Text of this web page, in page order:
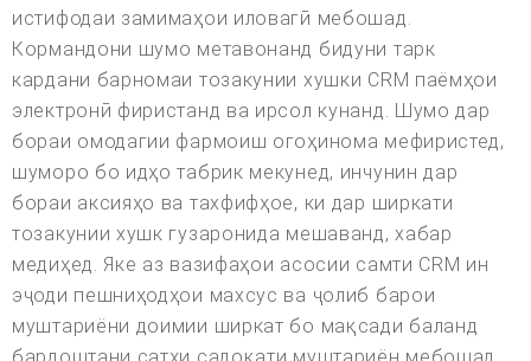
истифодаи замимаҳои иловагӣ мебошад.
Кормандони шумо метавонанд бидуни тарк
кардани барномаи тозакунии хушки CRM паёмҳои
электронӣ фиристанд ва ирсол кунанд. Шумо дар
бораи омодагии фармоиш огоҳинома мефиристед,
шуморо бо идҳо табрик мекунед, инчунин дар
бораи аксияҳо ва тахфифҳое, ки дар ширкати
тозакунии хушк гузаронида мешаванд, хабар
медиҳед. Яке аз вазифаҳои асосии самти CRM ин
эҷоди пешниҳодҳои махсус ва ҷолиб барои
муштариёни доимии ширкат бо мақсади баланд